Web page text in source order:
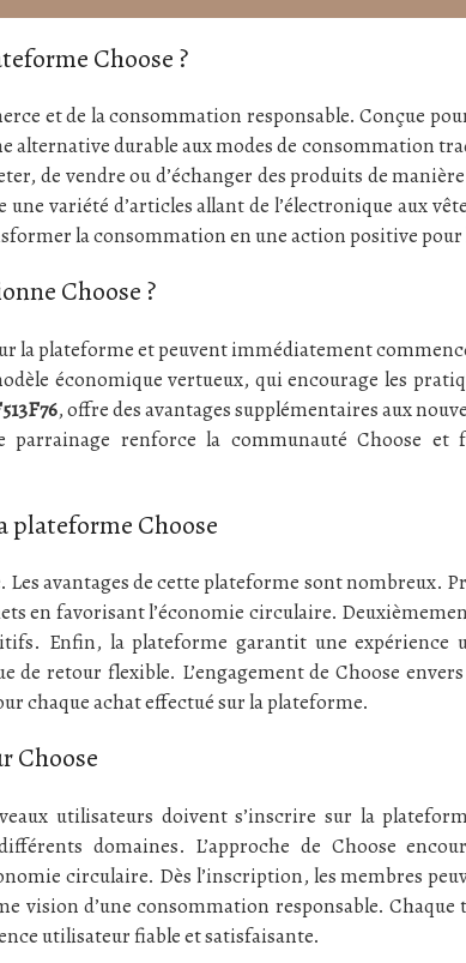
Choose ?
et de la consommation responsable. Conçue
alternative durable aux modes de consommation
de vendre ou d’échanger des produits de
variété d’articles allant de l’électronique aux
la consommation en une action positive pour
Choose ?
la plateforme et peuvent immédiatement
économique vertueux, qui encourage les
, offre des avantages supplémentaires aux
renforce la communauté Choose et
plateforme Choose
avantages de cette plateforme sont nombreux.
en favorisant l’économie circulaire.
Enfin, la plateforme garantit une expérience
retour flexible. L’engagement de Choose
chaque achat effectué sur la plateforme.
Choose
utilisateurs doivent s’inscrire sur la
domaines. L’approche de Choose
circulaire. Dès l’inscription, les membres
vision d’une consommation responsable.
utilisateur fiable et satisfaisante.